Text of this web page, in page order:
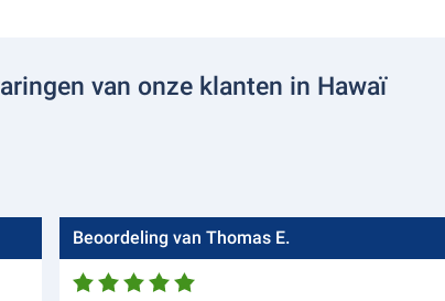
van onze klanten in Hawaï
Beoordeling van Thomas E.